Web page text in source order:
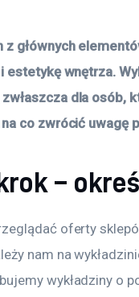
z głównych
estetykę wnętrza.
dla osób,
co zwrócić uwagę
–
oferty
nam na
wykładziny o